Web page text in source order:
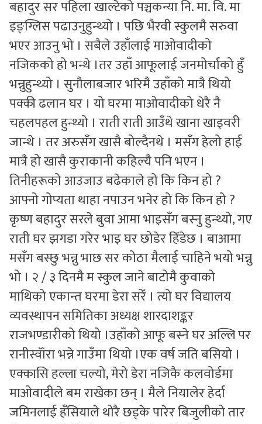
बहादुर सर पहिला खाल्टेको पञ्चकन्या नि. मा. वि. मा
इङ्ग्लिस पढाउनुहुन्थ्यो । पछि भैरवी स्कुलमै सरुवा
भएर आउनु भो । सबैले उहाँलाई माओवादीको
नजिकको हो भन्थे ।तर उहाँ आफूलाई जनमोर्चाको हुँ
भन्नुहुन्थ्यो । सुनौलाबजार भरिमै उहाँको मात्रै थियो
पक्की ढलान घर । यो घरमा माओवादीको धेरै नै
चहलपहल हुन्थ्यो । राती राती आउँथे खाना खाइवरी
जान्थे । तर अरुसँग खासै बोल्दैनथे । मसँग हेलो हाई
मात्रै हो खासै कुराकानी कहिल्यै पनि भएन ।
तिनीहरूको आउजाउ बढेकाले हो कि किन हो ?
आफ्नो गोप्यता थाहा नपाउन भनेर हो कि किन हो ?
कृष्ण बहादुर सरले बुवा आमा भाइसँग बस्नु हुन्थ्यो, गए
राती घर झगडा गरेर भाइ घर छोडेर हिँडेछ । बाआमा
मसँग बस्छु भन्नु भाछ सर कोठा मैलाई चाहिने भयो भन्नु
भो । २ / ३ दिनमै म स्कुल जाने बाटोमै कुवाको
माथिको एकान्त घरमा डेरा सरेँ । त्यो घर विद्यालय
व्यवस्थापन समितिका अध्यक्ष शारदाशङ्कर
राजभण्डारीको थियो ।उहाँको आफू बस्ने घर अल्लि पर
रानीस्वॅांरा भन्ने गाउँमा थियो ।एक वर्ष जति बसियो ।
एक्कासि हल्ला चल्यो, मेरो डेरा नजिकै कलवोर्डमा
माओवादीले बम राखेका छन् । मैले नियालेर हेर्दा
जमिनलाई हँसियाले थोरै छड्के पारेर बिजुलीको तार